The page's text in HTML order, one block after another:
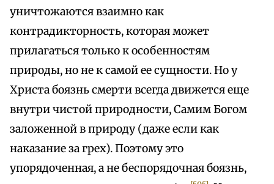
уничтожаются взаимно как
контрадикторность, которая может
прилагаться только к особенностям
природы, но не к самой ее сущности. Но у
Христа боязнь смерти всегда движется еще
внутри чистой природности, Самим Богом
заложенной в природу (даже если как
наказание за грех). Поэтому это
упорядоченная, а не беспорядочная боязнь,